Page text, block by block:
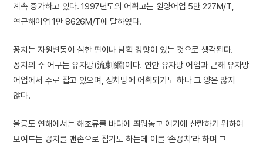
계속 증가하고 있다. 1997년도의 어획고는 원양어업 5만 227M/T,
연근해어업 1만 8626M/T에 달하였다.
꽁치는 자원변동이 심한 편이나 남획 경향이 있는 것으로 생각된다.
꽁치의 주 어구는 유자망(流刺網)이다. 연안 유자망 어업과 근해 유자망
어업에서 주로 잡고 있으며, 정치망에 어획되기도 하나 그 양은 많지
않다.
울릉도 연해에서는 해조류를 바다에 띄워놓고 여기에 산란하기 위하여
모여드는 꽁치를 맨손으로 잡기도 하는데 이를 ‘손꽁치’라 하며 그